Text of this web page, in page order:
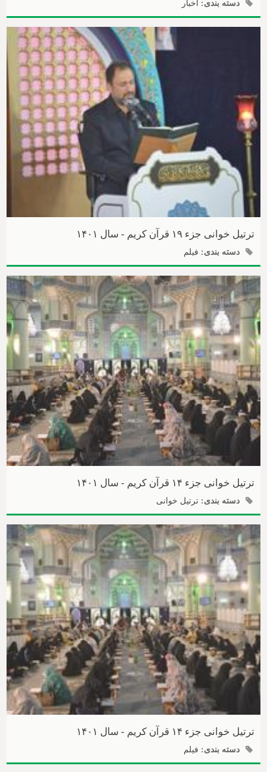
دسته بندی: اخبار
ترتیل خوانی جزء ۱۹ قرآن کریم - سال ۱۴۰۱
دسته بندی: فیلم
ترتیل خوانی جزء ۱۴ قرآن کریم - سال ۱۴۰۱
دسته بندی:ترتیل خوانی
ترتیل خوانی جزء ۱۴ قرآن کریم - سال ۱۴۰۱
دسته بندی: فیلم